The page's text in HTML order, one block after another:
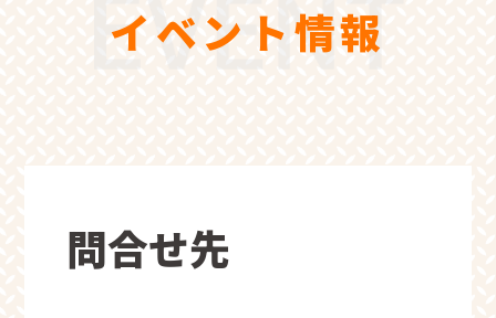
イベント情報
問合せ先